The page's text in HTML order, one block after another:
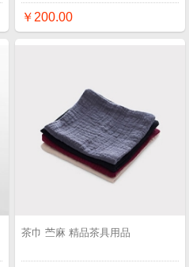
￥200.00
茶巾 苎麻 精品茶具用品